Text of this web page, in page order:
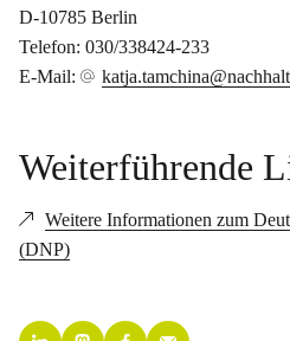
D-10785 Berlin
Telefon: 030/338424-233
E-Mail:
Weiterführende
Weitere Informationen zum
(DNP)